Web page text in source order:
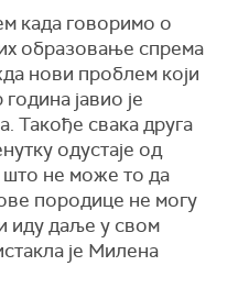
када говоримо о
образовање спрема
нови проблем који
јавио је
Такође свака друга
одустаје од
не може то да
породице не могу
иду даље у свом
је Милена